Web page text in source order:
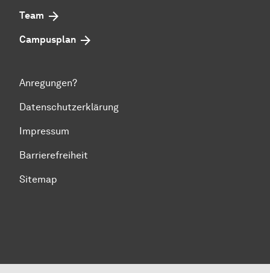
Team
Campusplan
Anregungen?
Datenschutzerklärung
Impressum
Barrierefreiheit
Sitemap